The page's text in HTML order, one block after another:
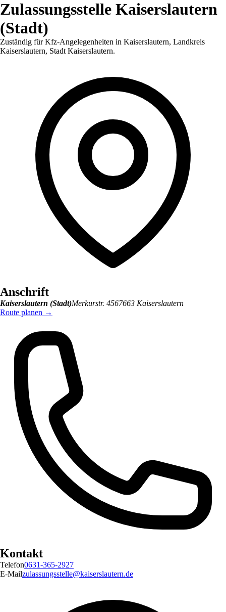
Zulassungsstelle Kaiserslautern
(Stadt)
Zuständig für Kfz-Angelegenheiten in Kaiserslautern, Landkreis
Kaiserslautern, Stadt Kaiserslautern.
Anschrift
Kaiserslautern (Stadt)Merkurstr. 4567663 Kaiserslautern
Route planen →
Kontakt
Telefon0631-365-2927
E-Mailzulassungsstelle@kaiserslautern.de